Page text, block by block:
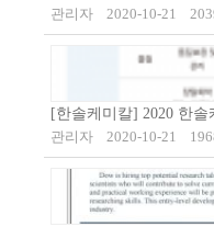
관리자
2020-10-21
[한솔케미칼] 2020 한
관리자
2020-10-21